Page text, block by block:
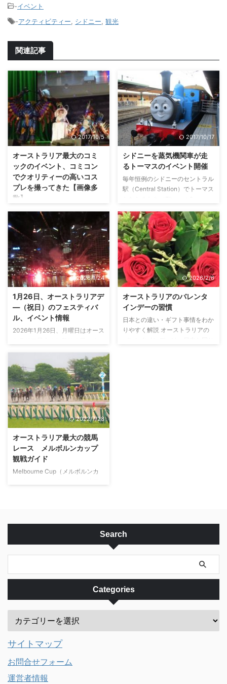
-イベント
-アクティビティー シドニー 観光
関連記事
2017/10/5
オーストラリア最大のコミ
ックのイベント、コミコン
でクオリティーの高いコス
プレを撮ってきた【画像多
数】
世界最大のコミックとポップカル
チャーのイベントであるコミコン
（ComicCon）のオーストラリア
版である、オージー・コミコン
（OZ ComicCon）は、パース、
アデレード、メルボルン、ブリス
ベン、そして、シドニーと全国5
か所で開催されたオーストラリア
でも最大規模のイベントです。
アメリカ発祥のコミコンは世界各
地で開催され、もちろん日本でも
開催されています。2017年は12
月に幕張メッセで「東京コミコ
ン」として開催されます。 オー
ストラリアのコミコン、OZ
ComicConの2017年度国内最終
イベントが ...
2017/10/17
シドニーを蒸気機関車が走
るトーマスのイベント開催
毎年恒例のシドニーのセントラル
駅（Central Station）でトーマス
イベントが、2017年は8月13日と
14日の2日間にわたって開催され
ました。 子供のための鉄道を安
全に利用することを啓蒙するイベ
ントで、毎年シドニーのセントラ
ル駅で開催されます。 イベント
のアトラクション 毎年、子供た
で、1か月は前にネットで予約を
しないと参加できません。 イベ
ントのアトラクションは2つあり
ます。ちなみに料金は各アトラ ...
2026/1/24
1月26日、オーストラリアデ
―（祝日）のフェスティバ
ル、イベント情報
2026年1月26日、月曜日はオース
ストラリアデ―です。この日はオ
ーストラリア建国の歴史を祝い、
全国各地で様々な催し物が行われ
ます。この記事では、オーストラ
リアデーの意義や、シドニーをは
じめとする各地でのイベント情報
を紹介します。 オーストラリア
デ―とは？ 1788年1月26日に、
英国からの最初の船団がオースト
ラリアのPort Jackson（ポート
ジャクソン）に到着したことにち
なんで、毎年1月26日がオースト
ラリア建国を祝う日に制定されま
2026/2/6
オーストラリアのバレンタ
インデーの習慣
日本との違い・ギフト事情をわか
りやすく解説 オーストラリアの
2022/7/28
オーストラリア最大の競馬
レース メルボルンカップ
観戦ガイド
Melbourne Cup（メルボルンカ
ミントン・レースコース）です。
上の24の馬たちです。今年2017
り、その中から走ることができる
走馬のなかに ...
Search
Categories
サイトマップ
お問合せフォーム
運営者情報